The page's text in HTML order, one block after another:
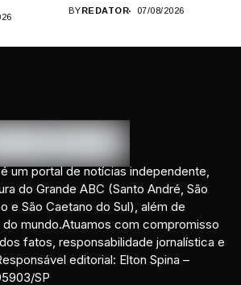
BYREDATOR 07/08/2026
um portal de notícias independente,
do Grande ABC (Santo André, São
e São Caetano do Sul), além de
mundo.Atuamos com compromisso
fatos, responsabilidade jornalística e
editorial: Elton Spina –
SP